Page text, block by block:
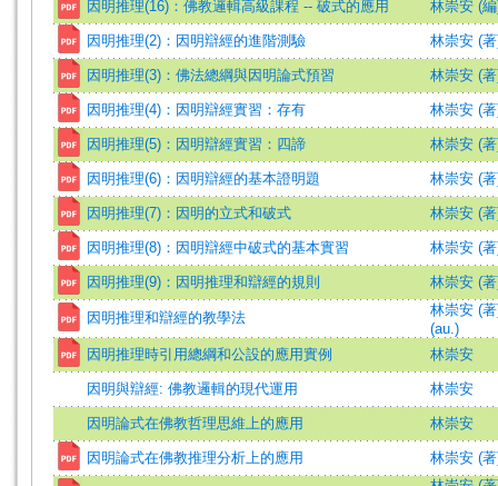
因明推理(16)：佛教邏輯高級課程 -- 破式的應用 林崇安 (
因明推理(2)：因明辯經的進階測驗 林崇安 (
因明推理(3)：佛法總綱與因明論式預習 林崇安 (
因明推理(4)：因明辯經實習：存有 林崇安 (
因明推理(5)：因明辯經實習：四諦 林崇安 (
因明推理(6)：因明辯經的基本證明題 林崇安 (
因明推理(7)：因明的立式和破式 林崇安 (
因明推理(8)：因明辯經中破式的基本實習 林崇安 (
因明推理(9)：因明推理和辯經的規則 林崇安 (
因明推理和辯經的教學法
林崇安 (
(au.)
因明推理時引用總綱和公設的應用實例
林崇安
因明與辯經: 佛教邏輯的現代運用 林崇安
因明論式在佛教哲理思維上的應用 林崇安
因明論式在佛教推理分析上的應用 林崇安 (